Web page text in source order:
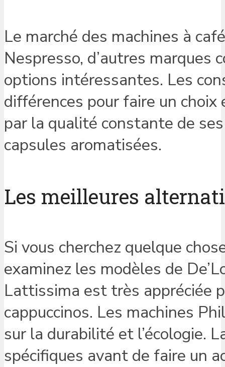
Le marché des machines à
Nespresso, d’autres marques
options intéressantes. Les
différences pour faire un
par la qualité constante de
capsules aromatisées.
Les meilleures
Si vous cherchez quelque
examinez les modèles de
Lattissima est très appréciée
cappuccinos. Les machines
sur la durabilité et l’écologie.
spécifiques avant de faire un